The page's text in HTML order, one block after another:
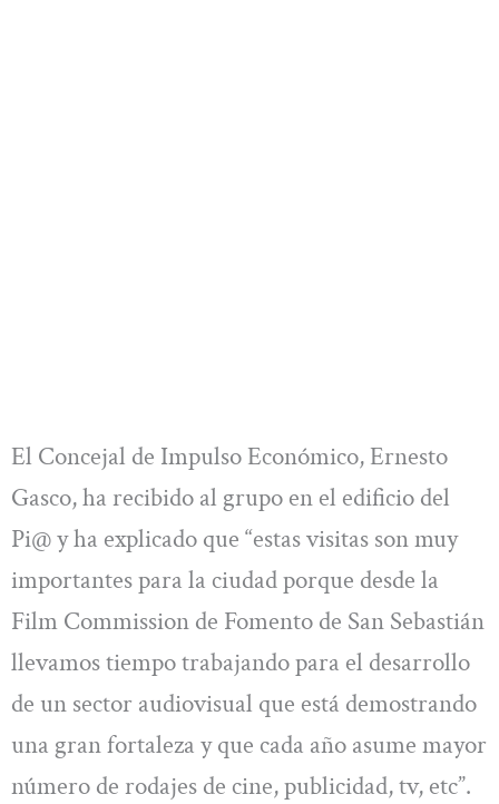
El Concejal de Impulso Económico, Ernesto
Gasco, ha recibido al grupo en el edificio del
Pi@ y ha explicado que “estas visitas son muy
importantes para la ciudad porque desde la
Film Commission de Fomento de San Sebastián
llevamos tiempo trabajando para el desarrollo
de un sector audiovisual que está demostrando
una gran fortaleza y que cada año asume mayor
número de rodajes de cine, publicidad, tv, etc”.